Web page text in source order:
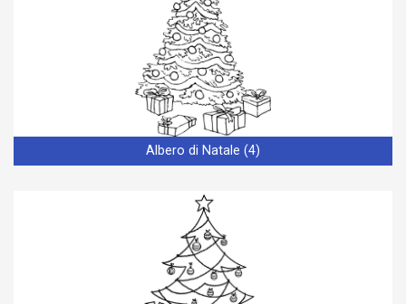
Albero di Natale (4)